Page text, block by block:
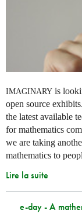
IMAGINARY is
open source
the latest available
for mathematics
we are taking
mathematics to
Lire la suite
e-day - A